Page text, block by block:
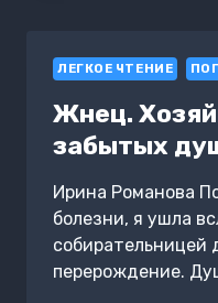
ЛЕГКОЕ ЧТЕНИЕ
Жнец.
забытых
Ирина Романова
болезни, я ушла
перерождение.